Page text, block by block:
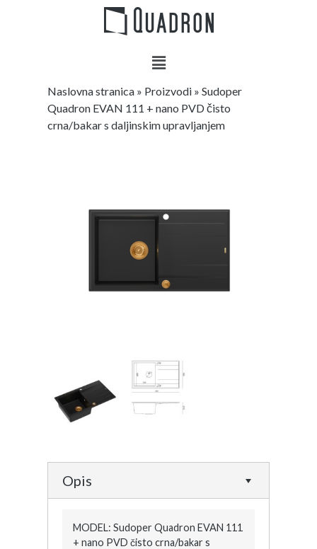
Naslovna stranica » Proizvodi »Sudoper
Quadron EVAN 111 + nano PVD čisto
crna/bakar s daljinskim upravljanjem
Opis
MODEL: Sudoper Quadron EVAN 111
+ nano PVD čisto crna/bakar s